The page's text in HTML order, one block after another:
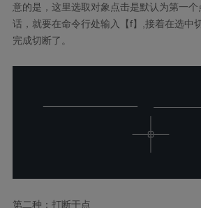
意的是，这里选取对象点击是默认为第一
话，就要在命令行处输入【f】
接着在选中
完成切断了。
第二种：打断于点